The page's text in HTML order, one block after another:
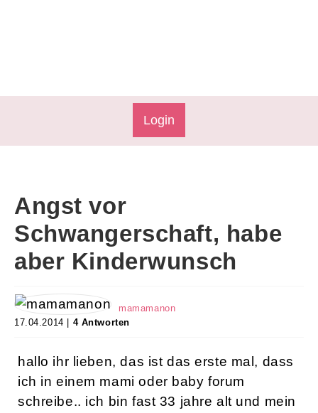
Login
Angst vor
Schwangerschaft, habe
aber Kinderwunsch
mamamanon
17.04.2014 | 4 Antworten
hallo ihr lieben, das ist das erste mal, dass
ich in einem mami oder baby forum
schreibe.. ich bin fast 33 jahre alt und mein